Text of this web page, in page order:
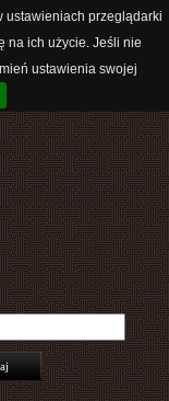
ustawieniach przeglądarki
na ich użycie. Jeśli nie
ustawienia swojej